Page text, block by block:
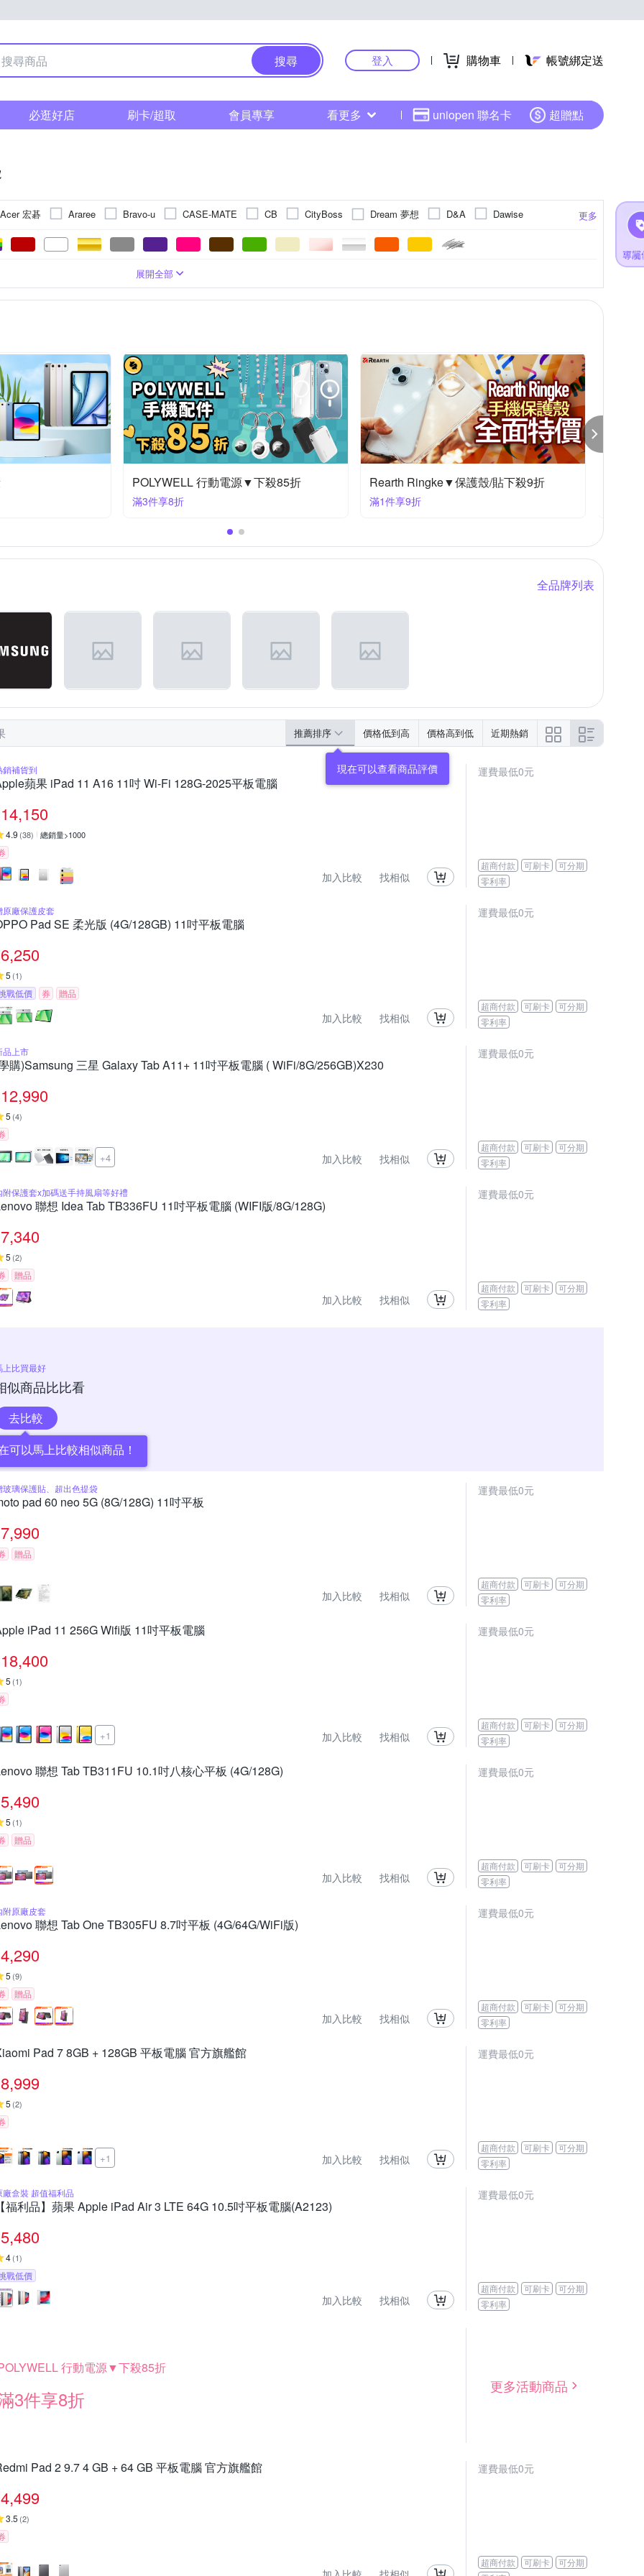
搜尋 登入 購物車 帳號綁定送
必逛好店 刷卡/超取 會員專享 看更多 uniopen 聯名卡 超贈點
更多
Acer 宏碁 Araree Bravo-u CASE-MATE CB CityBoss Dream 夢想 D&A
Dawise
HUAWEI 華為 HH 草本新淨界 hoda iMos Incase JTLEGEND
Lenovo 聯想
Simmpo
TCL Timo TUCANO UAG VXTRA Xiaomi 小米 X_mart 其他品牌
抗衝擊
多角度翻折
聚酯纖維
Lenovo聯強 HUAWEI華為
手機殼
陀螺儀
展開全部
下殺85折 Rearth Ringke▼保護殼/貼下殺9折
滿1件享9折
【HH】保護殼/貼▼下殺9折
滿3件享85折
全品牌列表
推薦排序 價格低到高 價格高到低 近期熱銷
銷補貨到
蘋果 iPad 11 A16 11吋 Wi-Fi 128G-2025平板電腦
14,150
4.9 (38) 總銷量>1000
加入比較 找相似
運費最低0元
超商付款 可刷卡
可分期
零利率
原廠保護皮套
Pad SE 柔光版 (4G/128GB) 11吋平板電腦
6,250
5 (1)
戰低價 券 贈品
加入比較 找相似
運費最低0元
超商付款 可刷卡
可分期
零利率
品上市
購)Samsung 三星 Galaxy Tab A11+ 11吋平板電腦 ( WiFi/8G/256GB)X230
12,990
5 (4)
+4 加入比較 找相似
運費最低0元
超商付款 可刷卡
可分期
零利率
附保護套x加碼送手持風扇等好禮
聯想 Idea Tab TB336FU 11吋平板電腦 (WIFI版/8G/128G)
7,340
5 (2)
贈品
加入比較 找相似
運費最低0元
超商付款 可刷卡
可分期
零利率
上比買最好
似商品比比看
去比較
可以馬上比較相似商品！
玻璃保護貼、超出色提袋
pad 60 neo 5G (8G/128G) 11吋平板
7,990
贈品
加入比較 找相似
運費最低0元
超商付款 可刷卡
可分期
零利率
iPad 11 256G Wifi版 11吋平板電腦
18,400
5 (1)
+1 加入比較 找相似
運費最低0元
超商付款 可刷卡
可分期
零利率
聯想 Tab TB311FU 10.1吋八核心平板 (4G/128G)
5,490
5 (1)
贈品
加入比較 找相似
運費最低0元
超商付款 可刷卡
可分期
零利率
附原廠皮套
聯想 Tab One TB305FU 8.7吋平板 (4G/64G/WiFi版)
4,290
5 (9)
贈品
加入比較 找相似
運費最低0元
超商付款 可刷卡
可分期
零利率
Pad 7 8GB + 128GB 平板電腦 官方旗艦館
8,999
5 (2)
+1 加入比較 找相似
運費最低0元
超商付款 可刷卡
可分期
零利率
廠盒裝 超值福利品
福利品】蘋果 Apple iPad Air 3 LTE 64G 10.5吋平板電腦(A2123)
5,480
4(1)
戰低價
加入比較 找相似
運費最低0元
超商付款 可刷卡
可分期
零利率
行動電源▼下殺85折
3件享8折
更多活動商品
Pad 2 9.7 4 GB + 64 GB 平板電腦 官方旗艦館
4,499
3.5 (2)
運費最低0元
超商付款 可刷卡
可分期